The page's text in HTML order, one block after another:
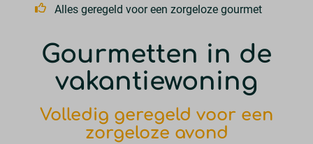
Alles geregeld voor een zorgeloze gourmet
Gourmetten in de
vakantiewoning
Volledig geregeld voor een
zorgeloze avond